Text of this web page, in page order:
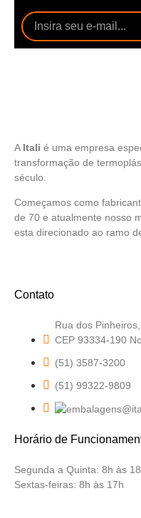
A Itali é uma empresa
transformação de
século.
Começamos como
de 70 e atualmente nosso
esta direcionado ao ramo
Contato
Rua dos
CEP 93334-190
(51) 3587-3200
(51) 99322-9809
Horário de
Segunda a Quinta: 8h às
Sextas-feiras: 8h às 17h